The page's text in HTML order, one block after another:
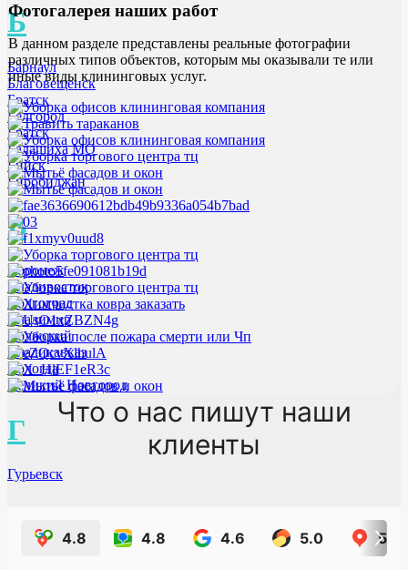
Б
Барнаул
Благовещенск
Братск
Белгород
Братск
Балашиха МО
Бийск
Биробиджан
В
Воронеж
Владивосток
Волгоград
Владимир
Волжский
Владикавказ
Вологда
Великий Новгород
Г
Гурьевск
Фотогалерея наших работ
В данном разделе представлены реальные фотографии
различных типов объектов, которым мы оказывали те или
иные виды клининговых услуг.
Что о нас пишут наши
клиенты
4.8 4.8 4.6 5.0 5.0